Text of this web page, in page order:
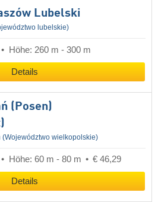
Lubelski
lubelskie)
Höhe: 260 m - 300 m
Details
(Posen)
(Województwo wielkopolskie)
Höhe: 60 m - 80 m € 46,29
Details